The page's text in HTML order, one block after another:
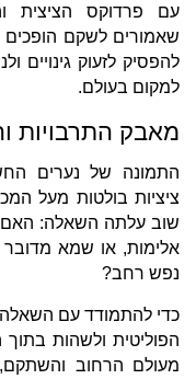
עם פרדוקס הציצית
שאמורים לשקם
להפסיק לזעוק גינויים
למקום בעולם.
מאבק התרבויות
התמונה של נערים
ציציות בולטות מעל
שוב עלתה השאלה: האם
אלימות, או שמא מדובר
נפש רחב?
כדי להתמודד עם השאלה
הפוליטית ולשהות
מעולם הרחוב